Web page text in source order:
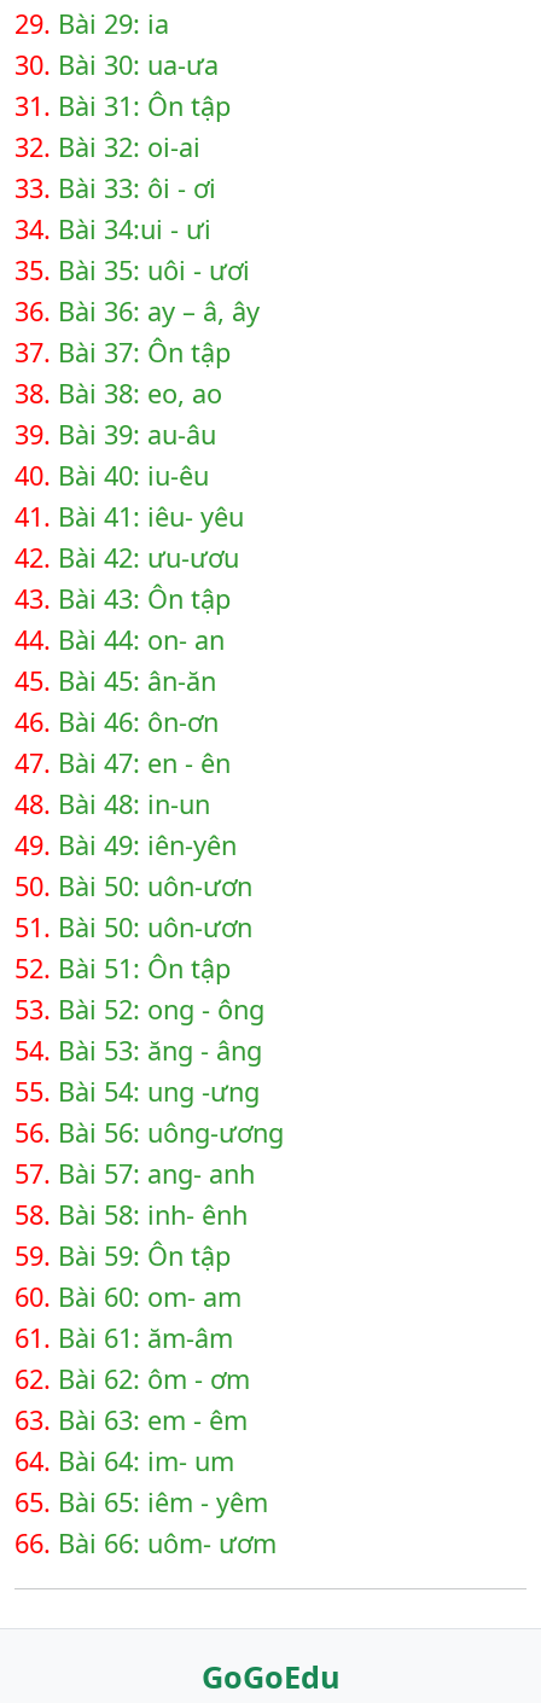
29. Bài 29: ia
30. Bài 30: ua-ưa
31. Bài 31: Ôn tập
32. Bài 32: oi-ai
33. Bài 33: ôi - ơi
34. Bài 34:ui - ưi
35. Bài 35: uôi - ươi
36. Bài 36: ay – â, ây
37. Bài 37: Ôn tập
38. Bài 38: eo, ao
39. Bài 39: au-âu
40. Bài 40: iu-êu
41. Bài 41: iêu- yêu
42. Bài 42: ưu-ươu
43. Bài 43: Ôn tập
44. Bài 44: on- an
45. Bài 45: ân-ăn
46. Bài 46: ôn-ơn
47. Bài 47: en - ên
48. Bài 48: in-un
49. Bài 49: iên-yên
50. Bài 50: uôn-ươn
51. Bài 50: uôn-ươn
52. Bài 51: Ôn tập
53. Bài 52: ong - ông
54. Bài 53: ăng - âng
55. Bài 54: ung -ưng
56. Bài 56: uông-ương
57. Bài 57: ang- anh
58. Bài 58: inh- ênh
59. Bài 59: Ôn tập
60. Bài 60: om- am
61. Bài 61: ăm-âm
62. Bài 62: ôm - ơm
63. Bài 63: em - êm
64. Bài 64: im- um
65. Bài 65: iêm - yêm
66. Bài 66: uôm- ươm
GoGoEdu